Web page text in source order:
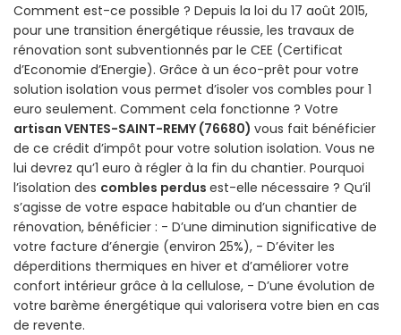
Comment est-ce possible ? Depuis la loi du 17 août 2015,
pour une transition énergétique réussie, les travaux de
rénovation sont subventionnés par le CEE (Certificat
d’Economie d’Energie). Grâce à un éco-prêt pour votre
solution isolation vous permet d’isoler vos combles pour 1
euro seulement. Comment cela fonctionne ? Votre
artisan VENTES-SAINT-REMY (76680) vous fait bénéficier
de ce crédit d’impôt pour votre solution isolation. Vous ne
lui devrez qu’1 euro à régler à la fin du chantier. Pourquoi
l’isolation des combles perdus est-elle nécessaire ? Qu’il
s’agisse de votre espace habitable ou d’un chantier de
rénovation, bénéficier : - D’une diminution significative de
votre facture d’énergie (environ 25%), - D’éviter les
déperditions thermiques en hiver et d’améliorer votre
confort intérieur grâce à la cellulose, - D’une évolution de
votre barème énergétique qui valorisera votre bien en cas
de revente.